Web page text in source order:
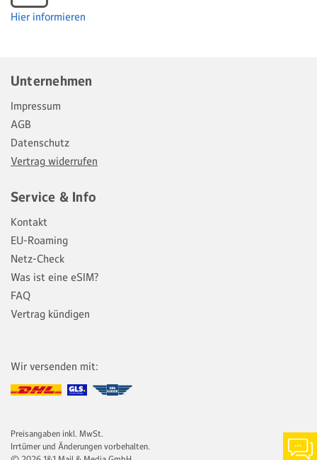
Hier informieren
Unternehmen
Impressum
AGB
Datenschutz
Vertrag widerrufen
Service & Info
Kontakt
EU-Roaming
Netz-Check
Was ist eine eSIM?
FAQ
Vertrag kündigen
Wir versenden mit:
Preisangaben inkl. MwSt.
Irrtümer und Änderungen vorbehalten.
Chat-